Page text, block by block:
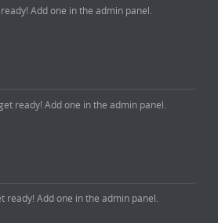
Add one in the admin panel.
ready! Add one in the admin panel.
ready! Add one in the admin panel.